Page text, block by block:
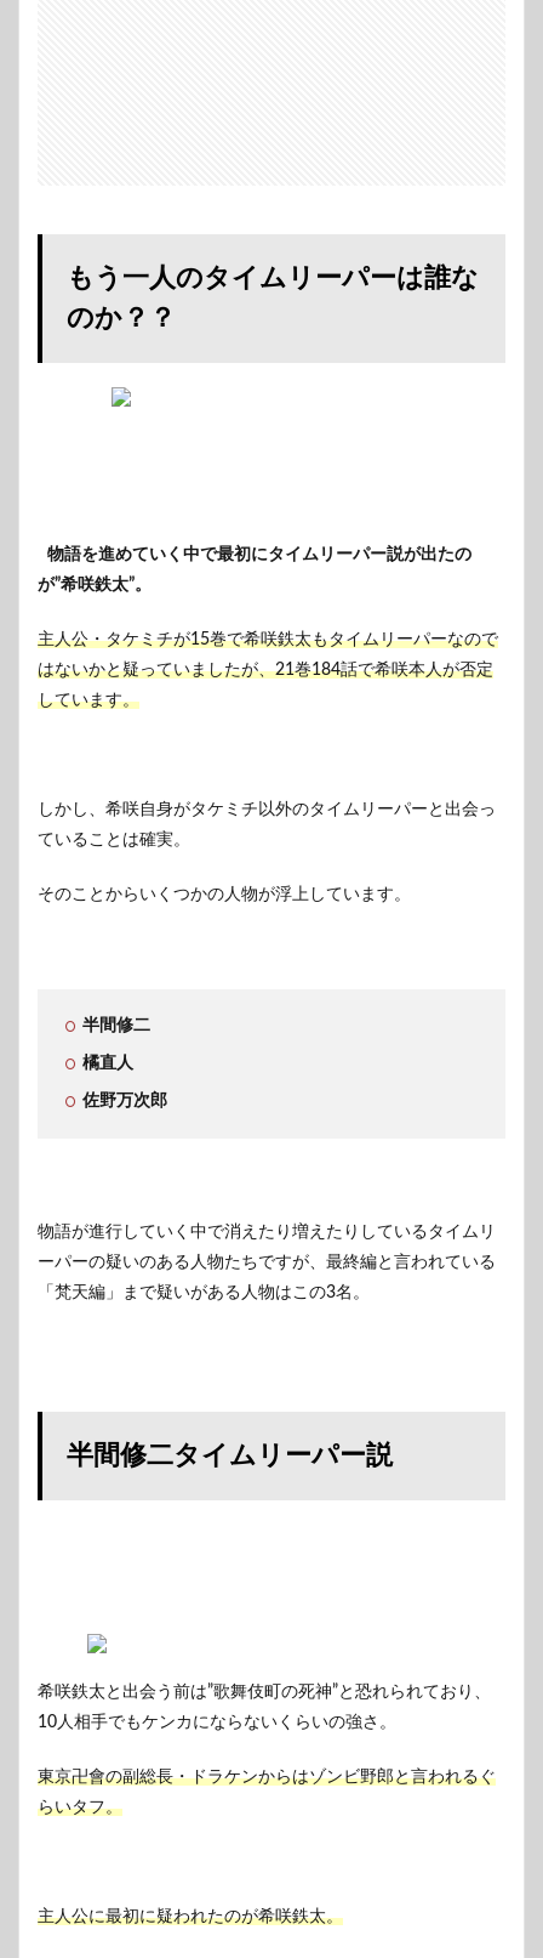
梵天編
5.1
リベ
ズの
意味
6
リー
パー
7
は？？
8
まと
もう一人のタイムリーパーは誰な
のか？？
物語を進めていく中で最初にタイムリーパー説が出たの
が”希咲鉄太”。
主人公・タケミチが15巻で希咲鉄太もタイムリーパーなので
はないかと疑っていましたが、21巻184話で希咲本人が否定
しています。
しかし、希咲自身がタケミチ以外のタイムリーパーと出会っ
ていることは確実。
そのことからいくつかの人物が浮上しています。
半間修二
橘直人
佐野万次郎
物語が進行していく中で消えたり増えたりしているタイムリ
ーパーの疑いのある人物たちですが、最終編と言われている
「梵天編」まで疑いがある人物はこの3名。
半間修二タイムリーパー説
希咲鉄太と出会う前は”歌舞伎町の死神”と恐れられており、
10人相手でもケンカにならないくらいの強さ。
東京卍會の副総長・ドラケンからはゾンビ野郎と言われるぐ
らいタフ。
主人公に最初に疑われたのが希咲鉄太。